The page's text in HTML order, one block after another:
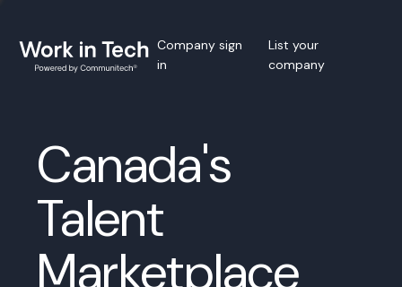
Company sign
in
List your
company
Canada's
Talent
Marketplace